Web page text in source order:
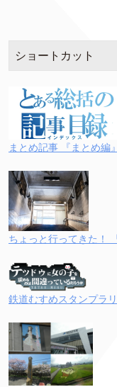
ショートカット
まとめ記事 『まとめ編』
ちょっと行ってきた！
鉄道むすめスタンプラ